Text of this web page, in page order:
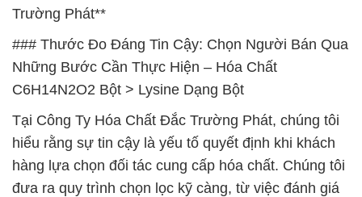
Trường Phát**
### Thước Đo Đáng Tin Cậy: Chọn Người Bán Qua
Những Bước Cần Thực Hiện – Hóa Chất
C6H14N2O2 Bột > Lysine Dạng Bột
Tại Công Ty Hóa Chất Đắc Trường Phát, chúng tôi
hiểu rằng sự tin cậy là yếu tố quyết định khi khách
hàng lựa chọn đối tác cung cấp hóa chất. Chúng tôi
đưa ra quy trình chọn lọc kỹ càng, từ việc đánh giá